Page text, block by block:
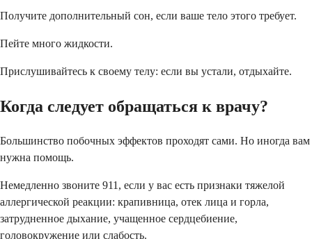
Получите дополнительный сон, если ваше тело этого требует.
Пейте много жидкости.
Прислушивайтесь к своему телу: если вы устали, отдыхайте.
Когда следует обращаться к врачу?
Большинство побочных эффектов проходят сами. Но иногда вам
нужна помощь.
Немедленно звоните 911, если у вас есть признаки тяжелой
аллергической реакции: крапивница, отек лица и горла,
затрудненное дыхание, учащенное сердцебиение,
головокружение или слабость.